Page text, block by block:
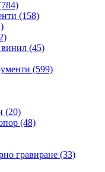
(158)
винил (45)
(599)
(20)
(48)
гравиране (33)